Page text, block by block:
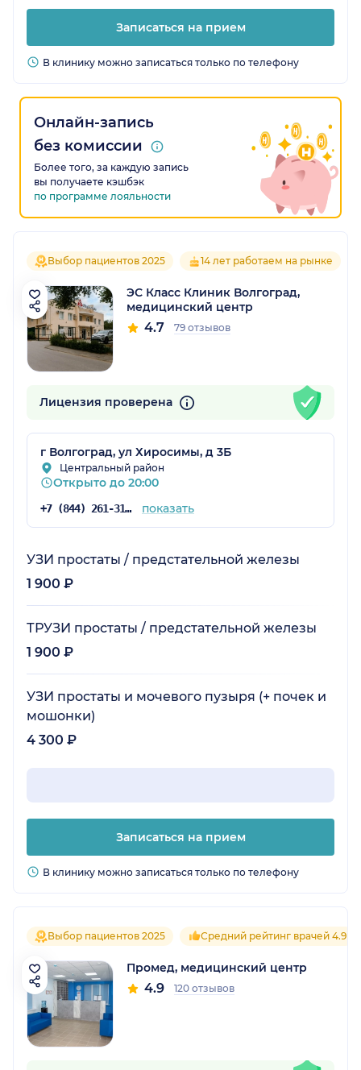
Записаться на прием
В клинику можно записаться только по телефону
Онлайн-запись
без комиссии
Более того, за каждую запись
вы получаете кэшбэк
по программе лояльности
Выбор пациентов 2025 14 лет работаем на рынке
ЭС Класс Клиник Волгоград,
медицинский центр
4.7 79 отзывов
Лицензия проверена
г Волгоград, ул Хиросимы, д 3Б
Центральный район
Открыто до 20:00
+7 (844) 261-31-59 показать
УЗИ простаты / предстательной железы
1 900 ₽
ТРУЗИ простаты / предстательной железы
1 900 ₽
УЗИ простаты и мочевого пузыря (+ почек и
мошонки)
4 300 ₽
Записаться на прием
В клинику можно записаться только по телефону
Выбор пациентов 2025 Средний рейтинг врачей 4.9
Промед, медицинский центр
4.9 120 отзывов